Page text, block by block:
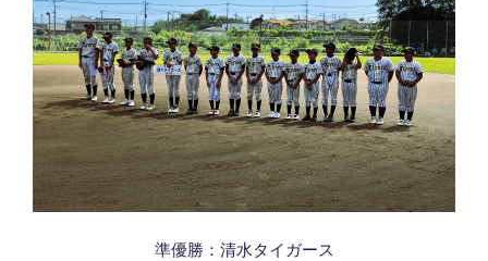
準優勝：清水タイガース